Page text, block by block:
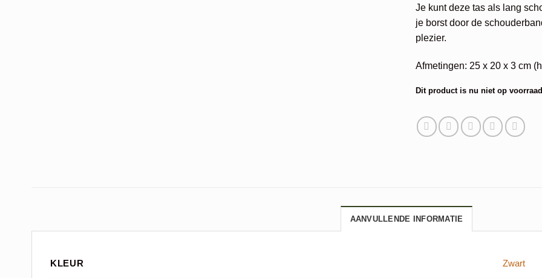
Je kunt deze tas als lang
je borst door de
plezier.
Afmetingen: 25 x 20 x 3 cm
Dit product is nu niet op
Alternative:
AANVULLENDE INFORMATIE
KLEUR Zwart